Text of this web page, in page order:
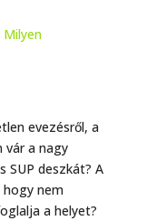
evezésről, a
a nagy
SUP deszkát? A
nem
a helyet?